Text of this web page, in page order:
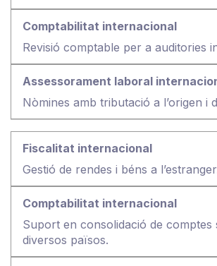
Revisió comptable per a auditories
Nòmines amb tributació a l’origen i
Gestió de rendes i béns a
Suport en consolidació de comptes
diversos països.